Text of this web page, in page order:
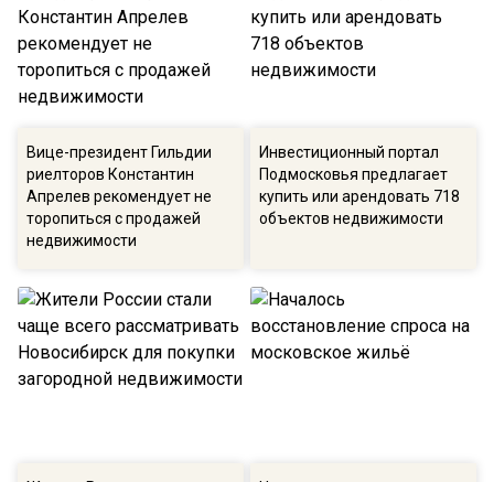
Вице-президент Гильдии
риелторов Константин
Апрелев рекомендует не
торопиться с продажей
недвижимости
Инвестиционный портал
Подмосковья предлагает
купить или арендовать 718
объектов недвижимости